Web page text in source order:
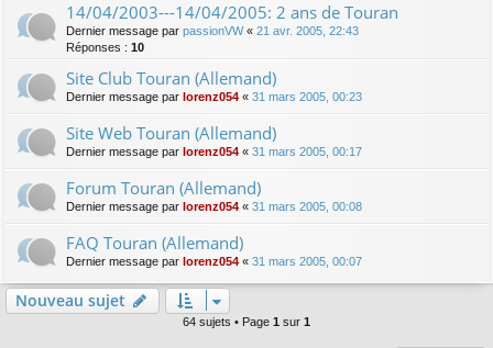
14/04/2003---14/04/2005: 2 ans de Touran
Dernier message par passionVW« 21 avr. 2005, 22:43
Réponses : 10
Site Club Touran (Allemand)
Dernier message par lorenz054 « 31 mars 2005, 00:23
Site Web Touran (Allemand)
Dernier message par lorenz054 « 31 mars 2005, 00:17
Forum Touran (Allemand)
Dernier message par lorenz054 « 31 mars 2005, 00:08
FAQ Touran (Allemand)
Dernier message par lorenz054 « 31 mars 2005, 00:07
Nouveau sujet
64 sujets • Page 1 sur 1